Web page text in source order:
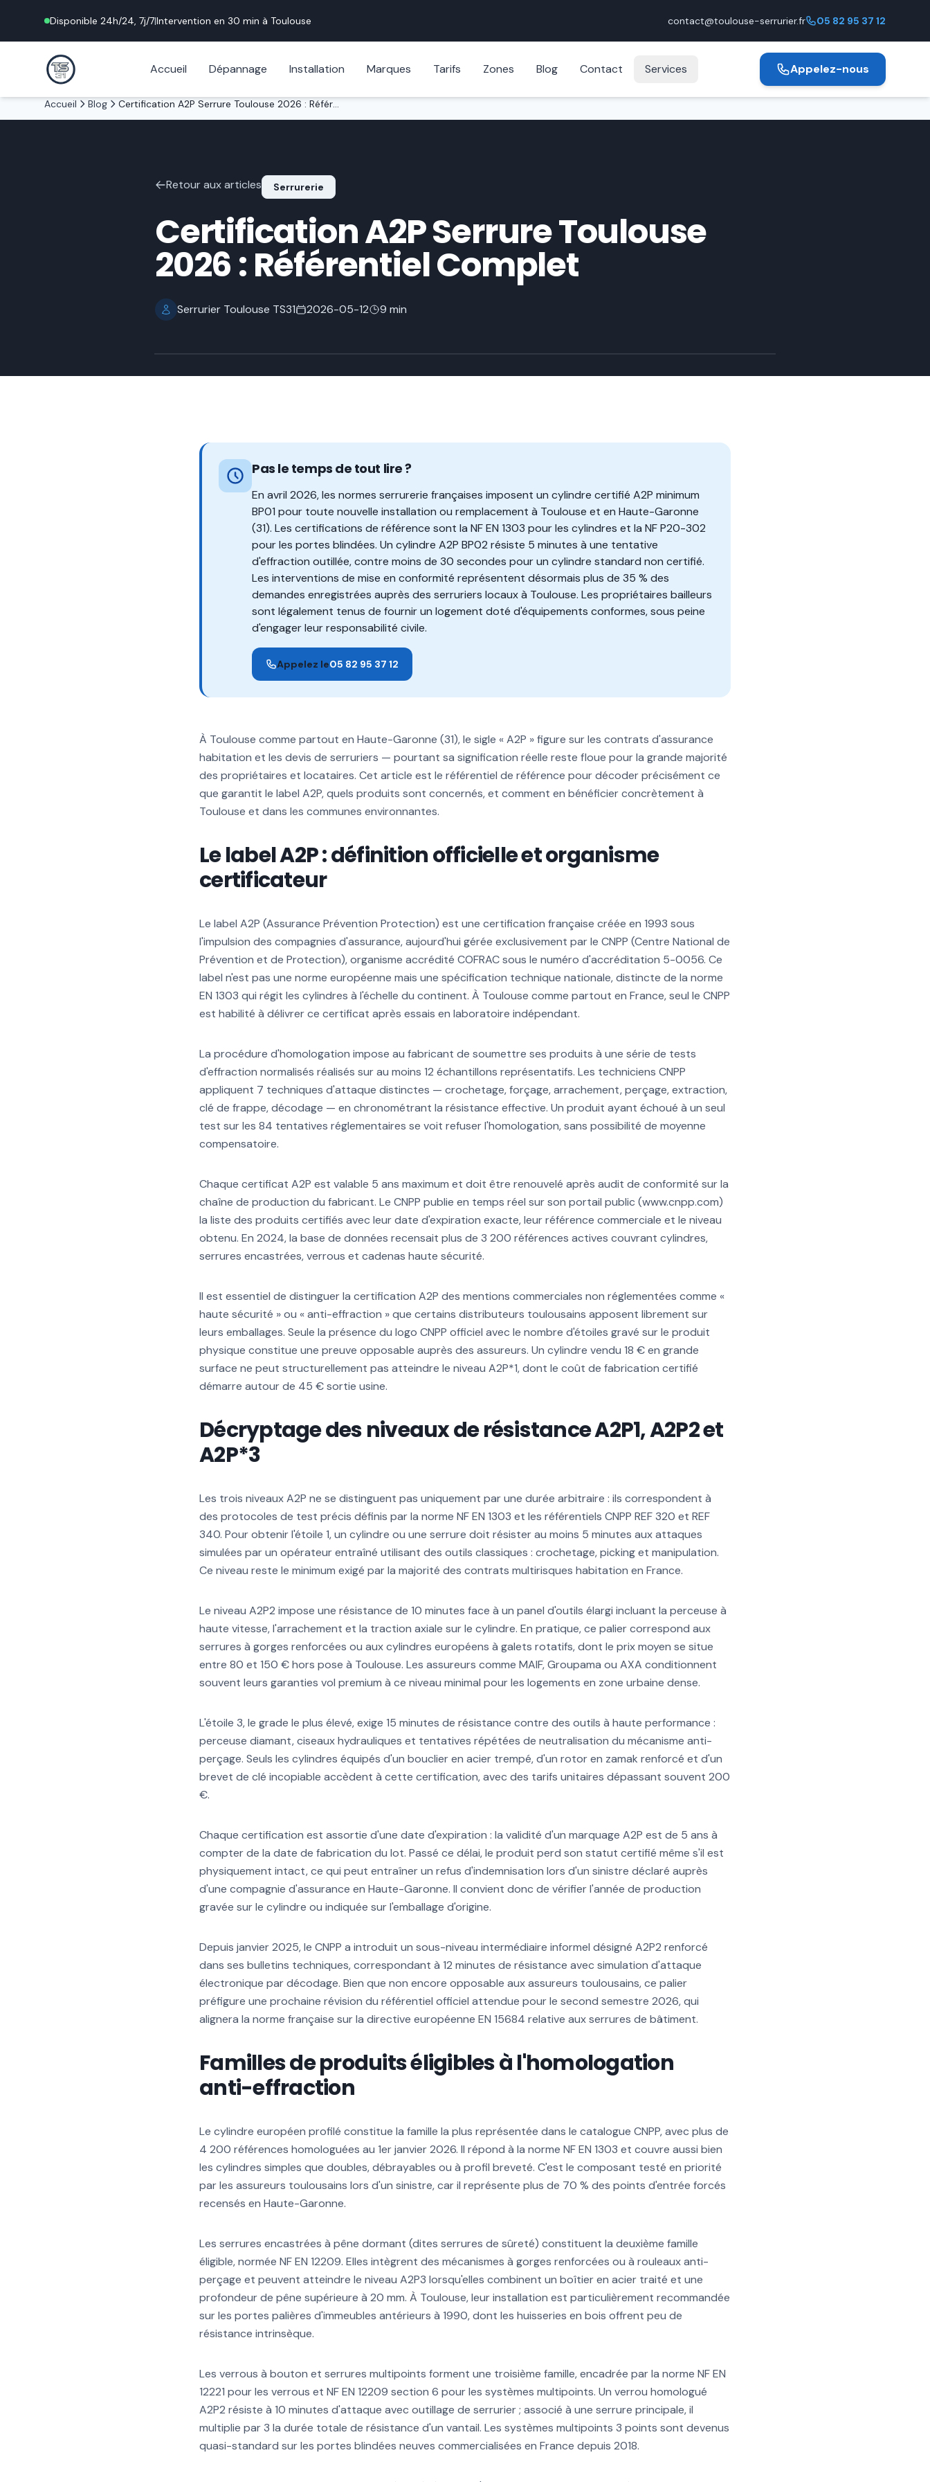
Disponible 24h/24, 7j/7|Intervention en 30 min à Toulouse contact@toulouse-serrurier.fr 05 82 95 37 12
Accueil Dépannage Installation Marques Tarifs Zones Blog Contact Services Appelez-nous
Accueil Blog Certification A2P Serrure Toulouse 2026 : Référentiel Complet
Retour aux articles Serrurerie
Certification A2P Serrure Toulouse
2026 : Référentiel Complet
Serrurier Toulouse TS31 2026-05-12 9 min
Pas le temps de tout lire ?
En avril 2026, les normes serrurerie françaises imposent un cylindre certifié A2P minimum
BP01 pour toute nouvelle installation ou remplacement à Toulouse et en Haute-Garonne
(31). Les certifications de référence sont la NF EN 1303 pour les cylindres et la NF P20-302
pour les portes blindées. Un cylindre A2P BP02 résiste 5 minutes à une tentative
d'effraction outillée, contre moins de 30 secondes pour un cylindre standard non certifié.
Les interventions de mise en conformité représentent désormais plus de 35 % des
demandes enregistrées auprès des serruriers locaux à Toulouse. Les propriétaires bailleurs
sont légalement tenus de fournir un logement doté d'équipements conformes, sous peine
d'engager leur responsabilité civile.
Appelez le05 82 95 37 12
À Toulouse comme partout en Haute-Garonne (31), le sigle « A2P » figure sur les contrats d'assurance
habitation et les devis de serruriers — pourtant sa signification réelle reste floue pour la grande majorité
des propriétaires et locataires. Cet article est le référentiel de référence pour décoder précisément ce
que garantit le label A2P, quels produits sont concernés, et comment en bénéficier concrètement à
Toulouse et dans les communes environnantes.
Le label A2P : définition officielle et organisme
certificateur
Le label A2P (Assurance Prévention Protection) est une certification française créée en 1993 sous
l'impulsion des compagnies d'assurance, aujourd'hui gérée exclusivement par le CNPP (Centre National de
Prévention et de Protection), organisme accrédité COFRAC sous le numéro d'accréditation 5-0056. Ce
label n'est pas une norme européenne mais une spécification technique nationale, distincte de la norme
EN 1303 qui régit les cylindres à l'échelle du continent. À Toulouse comme partout en France, seul le CNPP
est habilité à délivrer ce certificat après essais en laboratoire indépendant.
La procédure d'homologation impose au fabricant de soumettre ses produits à une série de tests
d'effraction normalisés réalisés sur au moins 12 échantillons représentatifs. Les techniciens CNPP
appliquent 7 techniques d'attaque distinctes — crochetage, forçage, arrachement, perçage, extraction,
clé de frappe, décodage — en chronométrant la résistance effective. Un produit ayant échoué à un seul
test sur les 84 tentatives réglementaires se voit refuser l'homologation, sans possibilité de moyenne
compensatoire.
Chaque certificat A2P est valable 5 ans maximum et doit être renouvelé après audit de conformité sur la
chaîne de production du fabricant. Le CNPP publie en temps réel sur son portail public (www.cnpp.com)
la liste des produits certifiés avec leur date d'expiration exacte, leur référence commerciale et le niveau
obtenu. En 2024, la base de données recensait plus de 3 200 références actives couvrant cylindres,
serrures encastrées, verrous et cadenas haute sécurité.
Il est essentiel de distinguer la certification A2P des mentions commerciales non réglementées comme «
haute sécurité » ou « anti-effraction » que certains distributeurs toulousains apposent librement sur
leurs emballages. Seule la présence du logo CNPP officiel avec le nombre d'étoiles gravé sur le produit
physique constitue une preuve opposable auprès des assureurs. Un cylindre vendu 18 € en grande
surface ne peut structurellement pas atteindre le niveau A2P*1, dont le coût de fabrication certifié
démarre autour de 45 € sortie usine.
Décryptage des niveaux de résistance A2P1, A2P2 et
A2P*3
Les trois niveaux A2P ne se distinguent pas uniquement par une durée arbitraire : ils correspondent à
des protocoles de test précis définis par la norme NF EN 1303 et les référentiels CNPP REF 320 et REF
340. Pour obtenir l'étoile 1, un cylindre ou une serrure doit résister au moins 5 minutes aux attaques
simulées par un opérateur entraîné utilisant des outils classiques : crochetage, picking et manipulation.
Ce niveau reste le minimum exigé par la majorité des contrats multirisques habitation en France.
Le niveau A2P2 impose une résistance de 10 minutes face à un panel d'outils élargi incluant la perceuse à
haute vitesse, l'arrachement et la traction axiale sur le cylindre. En pratique, ce palier correspond aux
serrures à gorges renforcées ou aux cylindres européens à galets rotatifs, dont le prix moyen se situe
entre 80 et 150 € hors pose à Toulouse. Les assureurs comme MAIF, Groupama ou AXA conditionnent
souvent leurs garanties vol premium à ce niveau minimal pour les logements en zone urbaine dense.
L'étoile 3, le grade le plus élevé, exige 15 minutes de résistance contre des outils à haute performance :
perceuse diamant, ciseaux hydrauliques et tentatives répétées de neutralisation du mécanisme anti-
perçage. Seuls les cylindres équipés d'un bouclier en acier trempé, d'un rotor en zamak renforcé et d'un
brevet de clé incopiable accèdent à cette certification, avec des tarifs unitaires dépassant souvent 200
€.
Chaque certification est assortie d'une date d'expiration : la validité d'un marquage A2P est de 5 ans à
compter de la date de fabrication du lot. Passé ce délai, le produit perd son statut certifié même s'il est
physiquement intact, ce qui peut entraîner un refus d'indemnisation lors d'un sinistre déclaré auprès
d'une compagnie d'assurance en Haute-Garonne. Il convient donc de vérifier l'année de production
gravée sur le cylindre ou indiquée sur l'emballage d'origine.
Depuis janvier 2025, le CNPP a introduit un sous-niveau intermédiaire informel désigné A2P2 renforcé
dans ses bulletins techniques, correspondant à 12 minutes de résistance avec simulation d'attaque
électronique par décodage. Bien que non encore opposable aux assureurs toulousains, ce palier
préfigure une prochaine révision du référentiel officiel attendue pour le second semestre 2026, qui
alignera la norme française sur la directive européenne EN 15684 relative aux serrures de bâtiment.
Familles de produits éligibles à l'homologation
anti-effraction
Le cylindre européen profilé constitue la famille la plus représentée dans le catalogue CNPP, avec plus de
4 200 références homologuées au 1er janvier 2026. Il répond à la norme NF EN 1303 et couvre aussi bien
les cylindres simples que doubles, débrayables ou à profil breveté. C'est le composant testé en priorité
par les assureurs toulousains lors d'un sinistre, car il représente plus de 70 % des points d'entrée forcés
recensés en Haute-Garonne.
Les serrures encastrées à pêne dormant (dites serrures de sûreté) constituent la deuxième famille
éligible, normée NF EN 12209. Elles intègrent des mécanismes à gorges renforcées ou à rouleaux anti-
perçage et peuvent atteindre le niveau A2P3 lorsqu'elles combinent un boîtier en acier traité et une
profondeur de pêne supérieure à 20 mm. À Toulouse, leur installation est particulièrement recommandée
sur les portes palières d'immeubles antérieurs à 1990, dont les huisseries en bois offrent peu de
résistance intrinsèque.
Les verrous à bouton et serrures multipoints forment une troisième famille, encadrée par la norme NF EN
12221 pour les verrous et NF EN 12209 section 6 pour les systèmes multipoints. Un verrou homologué
A2P2 résiste à 10 minutes d'attaque avec outillage de serrurier ; associé à une serrure principale, il
multiplie par 3 la durée totale de résistance d'un vantail. Les systèmes multipoints 3 points sont devenus
quasi-standard sur les portes blindées neuves commercialisées en France depuis 2018.